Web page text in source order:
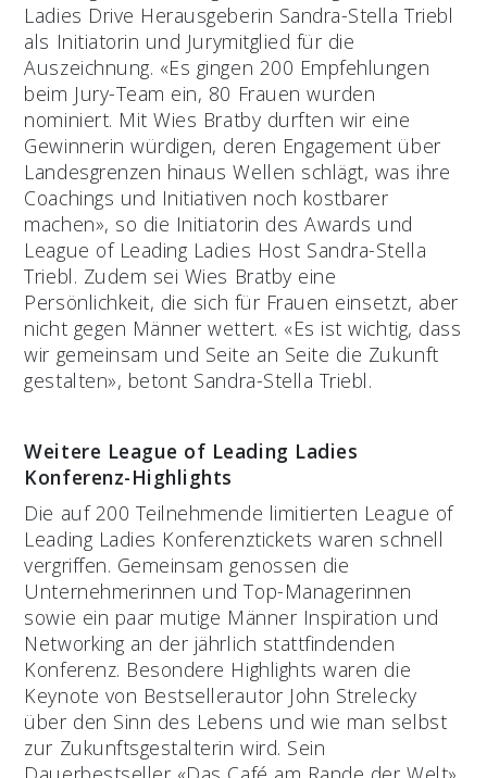
Ladies Drive Herausgeberin Sandra-Stella Triebl
als Initiatorin und Jurymitglied für die
Auszeichnung. «Es gingen 200 Empfehlungen
beim Jury-Team ein, 80 Frauen wurden
nominiert. Mit Wies Bratby durften wir eine
Gewinnerin würdigen, deren Engagement über
Landesgrenzen hinaus Wellen schlägt, was ihre
Coachings und Initiativen noch kostbarer
machen», so die Initiatorin des Awards und
League of Leading Ladies Host Sandra-Stella
Triebl. Zudem sei Wies Bratby eine
Persönlichkeit, die sich für Frauen einsetzt, aber
nicht gegen Männer wettert. «Es ist wichtig, dass
wir gemeinsam und Seite an Seite die Zukunft
gestalten», betont Sandra-Stella Triebl.
Weitere League of Leading Ladies
Konferenz-Highlights
Die auf 200 Teilnehmende limitierten League of
Leading Ladies Konferenztickets waren schnell
vergriffen. Gemeinsam genossen die
Unternehmerinnen und Top-Managerinnen
sowie ein paar mutige Männer Inspiration und
Networking an der jährlich stattfindenden
Konferenz. Besondere Highlights waren die
Keynote von Bestsellerautor John Strelecky
über den Sinn des Lebens und wie man selbst
zur Zukunftsgestalterin wird. Sein